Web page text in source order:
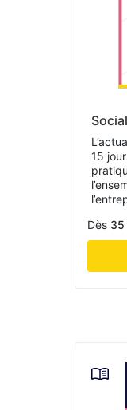
15
Dès 35